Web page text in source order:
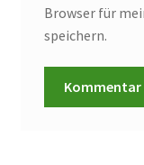
Browser für
speichern.